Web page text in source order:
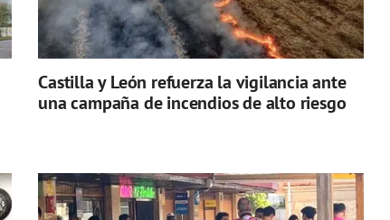
Castilla y León refuerza la vigilancia ante
una campaña de incendios de alto riesgo